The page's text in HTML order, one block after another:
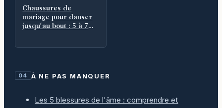
Chaussures de
mariage pour danser
jusqu’au bout : 5 à 7
04 À NE PAS MANQUER
Les 5 blessures de l'âme : comprendre et